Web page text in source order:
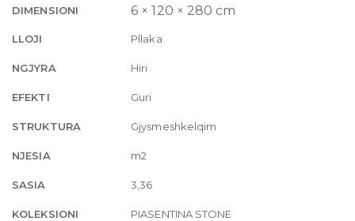
6mm
x
280
quantity
DIMENSIONI 6 × 120 × 280 cm
LLOJI Pllaka
NGJYRA Hiri
EFEKTI Guri
STRUKTURA Gjysmeshkelqim
NJESIA m2
SASIA 3,36
KOLEKSIONI PIASENTINA STONE